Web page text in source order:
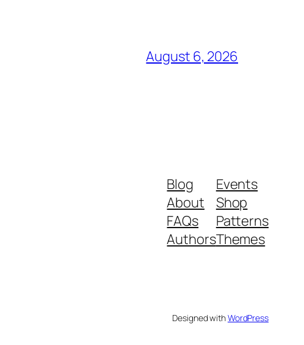
August 6, 2026
Blog
About
FAQs
Authors
Events
Shop
Patterns
Themes
Designed withWordPress